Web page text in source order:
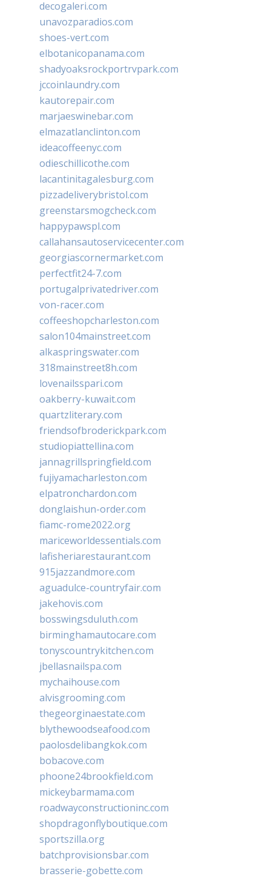
decogaleri.com
unavozparadios.com
shoes-vert.com
elbotanicopanama.com
shadyoaksrockportrvpark.com
jccoinlaundry.com
kautorepair.com
marjaeswinebar.com
elmazatlanclinton.com
ideacoffeenyc.com
odieschillicothe.com
lacantinitagalesburg.com
pizzadeliverybristol.com
greenstarsmogcheck.com
happypawspl.com
callahansautoservicecenter.com
georgiascornermarket.com
perfectfit24-7.com
portugalprivatedriver.com
von-racer.com
coffeeshopcharleston.com
salon104mainstreet.com
alkaspringswater.com
318mainstreet8h.com
lovenailsspari.com
oakberry-kuwait.com
quartzliterary.com
friendsofbroderickpark.com
studiopiattellina.com
jannagrillspringfield.com
fujiyamacharleston.com
elpatronchardon.com
donglaishun-order.com
fiamc-rome2022.org
mariceworldessentials.com
lafisheriarestaurant.com
915jazzandmore.com
aguadulce-countryfair.com
jakehovis.com
bosswingsduluth.com
birminghamautocare.com
tonyscountrykitchen.com
jbellasnailspa.com
mychaihouse.com
alvisgrooming.com
thegeorginaestate.com
blythewoodseafood.com
paolosdelibangkok.com
bobacove.com
phoone24brookfield.com
mickeybarmama.com
roadwayconstructioninc.com
shopdragonflyboutique.com
sportszilla.org
batchprovisionsbar.com
brasserie-gobette.com